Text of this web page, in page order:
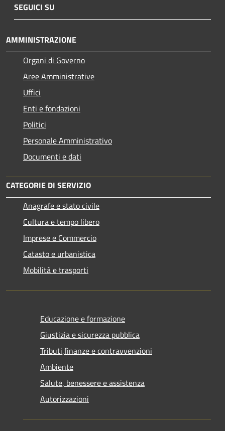
SEGUICI SU
AMMINISTRAZIONE
Organi di Governo
Aree Amministrative
Uffici
Enti e fondazioni
Politici
Personale Amministrativo
Documenti e dati
CATEGORIE DI SERVIZIO
Anagrafe e stato civile
Cultura e tempo libero
Imprese e Commercio
Catasto e urbanistica
Mobilità e trasporti
Educazione e formazione
Giustizia e sicurezza pubblica
Tributi,finanze e contravvenzioni
Ambiente
Salute, benessere e assistenza
Autorizzazioni